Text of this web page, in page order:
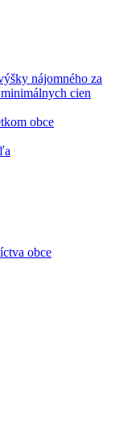
nájomného za
cien
obce
obce